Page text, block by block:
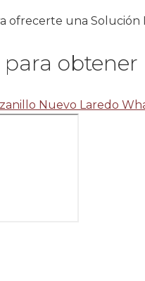
ofrecerte una Solución
para